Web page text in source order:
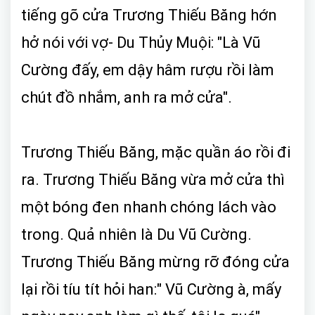
tiếng gõ cửa Trương Thiếu Băng hớn
hở nói với vợ- Du Thủy Muội: "Là Vũ
Cường đấy, em dậy hâm rượu rồi làm
chút đồ nhắm, anh ra mở cửa".
Trương Thiếu Băng, mặc quần áo rồi đi
ra. Trương Thiếu Băng vừa mở cửa thì
một bóng đen nhanh chóng lách vào
trong. Quả nhiên là Du Vũ Cường.
Trương Thiếu Băng mừng rỡ đóng cửa
lại rồi tíu tít hỏi han:" Vũ Cường à, mấy